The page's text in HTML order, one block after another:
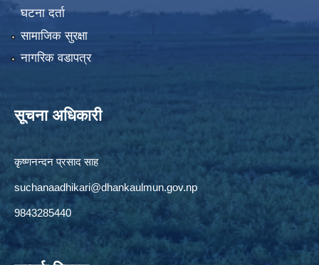
घटना दर्ता
सामाजिक सुरक्षा
नागरिक वडापत्र
सूचना अधिकारी
कृष्णनन्दन प्रसाद साह
suchanaadhikari@dhankaulmun.gov.np
9843285440